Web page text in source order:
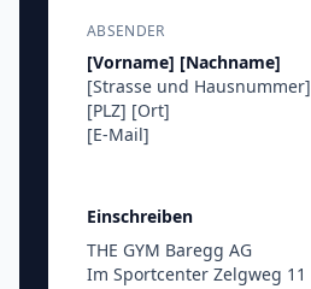
ABSENDER
[Vorname] [Nachname]
[Strasse und Hausnummer]
[PLZ] [Ort]
[E-Mail]
Einschreiben
THE GYM Baregg AG
Im Sportcenter Zelgweg 11